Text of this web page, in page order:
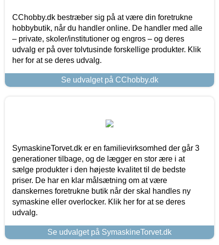
CChobby.dk bestræber sig på at være din foretrukne
hobbybutik, når du handler online. De handler med alle
– private, skoler/institutioner og engros – og deres
udvalg er på over tolvtusinde forskellige produkter. Klik
her for at se deres udvalg.
Se udvalget på CChobby.dk
SymaskineTorvet.dk er en familievirksomhed der går 3
generationer tilbage, og de lægger en stor ære i at
sælge produkter i den højeste kvalitet til de bedste
priser. De har en klar målsætning om at være
danskernes foretrukne butik når der skal handles ny
symaskine eller overlocker. Klik her for at se deres
udvalg.
Se udvalget på SymaskineTorvet.dk